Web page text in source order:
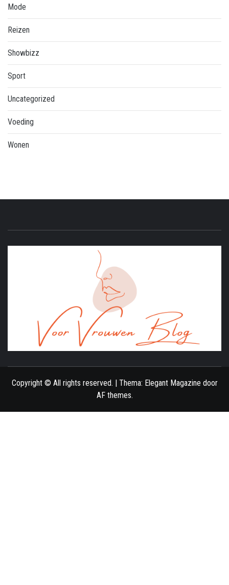
Mode
Reizen
Showbizz
Sport
Uncategorized
Voeding
Wonen
Copyright © All rights reserved. | Thema: Elegant Magazine door
AF themes.